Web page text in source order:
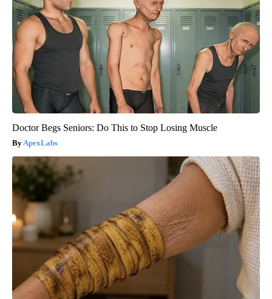
Doctor Begs Seniors: Do This to Stop Losing Muscle
ApexLabs